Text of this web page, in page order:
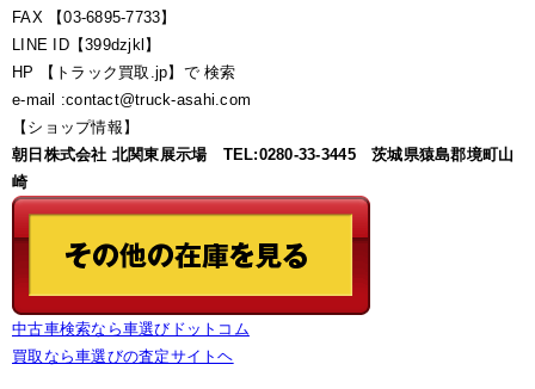
FAX 【03-6895-7733】
LINE ID【399dzjkl】
HP 【トラック買取.jp】で 検索
e-mail :contact@truck-asahi.com
【ショップ情報】
朝日株式会社 北関東展示場 TEL:0280-33-3445 茨城県猿島郡境町山
崎
中古車検索なら車選びドットコム
買取なら車選びの査定サイトヘ